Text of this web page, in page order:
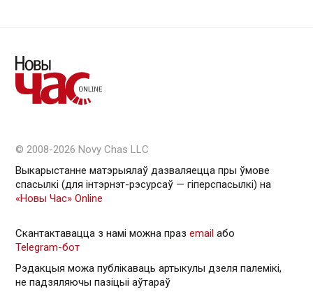
© 2008-2026 Novy Chas LLC
Выкарыстанне матэрыялаў дазваляецца пры ўмове
спасылкі (для інтэрнэт-рэсурсаў — гiперспасылкi) на
«Новы Час» Online
Скантактавацца з намі можна праз email або
Telegram-бот
Рэдакцыя можа публікаваць артыкулы дзеля палемікі,
не падзяляючы пазіцыі аўтараў